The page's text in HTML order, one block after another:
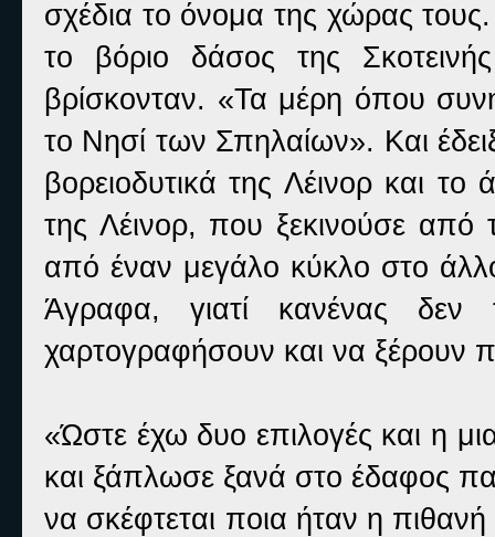
σχέδια το όνομα της χώρας
το βόριο δάσος της
βρίσκονταν. «Τα μέρη όπου
το Νησί των Σπηλαίων». Και
βορειοδυτικά της Λέινορ και
της Λέινορ, που ξεκινούσε
από έναν μεγάλο κύκλο στο
Άγραφα, γιατί κανένας
χαρτογραφήσουν και να ξέρουν
«Ώστε έχω δυο επιλογές και η
και ξάπλωσε ξανά στο έδαφος
να σκέφτεται ποια ήταν η